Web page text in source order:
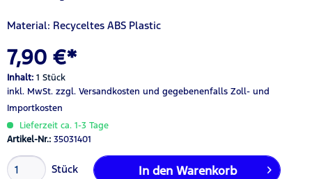
Material: Recyceltes ABS Plastic
7,90 €*
Inhalt: 1 Stück
inkl. MwSt. zzgl. Versandkosten und gegebenenfalls Zoll- und
Importkosten
Lieferzeit ca. 1-3 Tage
Artikel-Nr.: 35031401
Stück In den Warenkorb